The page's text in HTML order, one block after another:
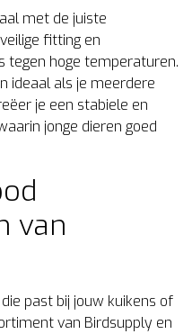
met de juiste
fitting en
tegen hoge temperaturen.
ideaal als je meerdere
je een stabiele en
jonge dieren goed
van
past bij jouw kuikens of
van Birdsupply en